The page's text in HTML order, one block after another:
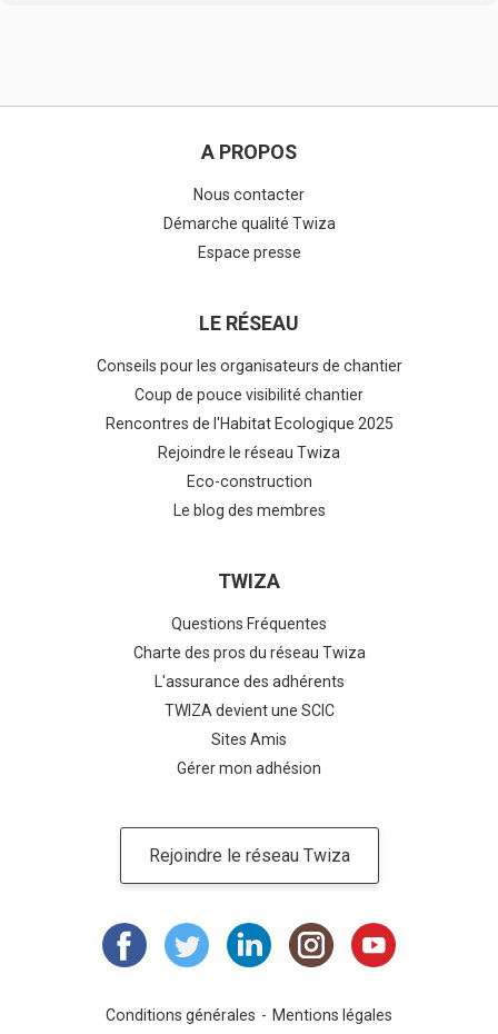
A PROPOS
Nous contacter
Démarche qualité Twiza
Espace presse
LE RÉSEAU
Conseils pour les organisateurs de chantier
Coup de pouce visibilité chantier
Rencontres de l'Habitat Ecologique 2025
Rejoindre le réseau Twiza
Eco-construction
Le blog des membres
TWIZA
Questions Fréquentes
Charte des pros du réseau Twiza
L'assurance des adhérents
TWIZA devient une SCIC
Sites Amis
Gérer mon adhésion
Rejoindre le réseau Twiza
Conditions générales Mentions légales